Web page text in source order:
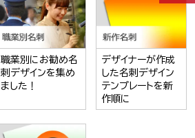
職業別にお勧め名
刺デザインを集め
ました！
デザイナーが作成
した名刺デザイン
テンプレートを新
作順に